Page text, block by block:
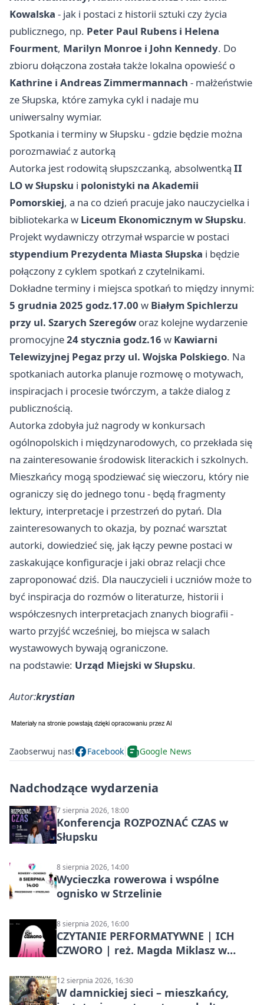
Kowalska - jak i postaci z historii sztuki czy życia
publicznego, np. Peter Paul Rubens i Helena
Fourment, Marilyn Monroe i John Kennedy. Do
zbioru dołączona została także lokalna opowieść o
Kathrine i Andreas Zimmermannach - małżeństwie
ze Słupska, które zamyka cykl i nadaje mu
uniwersalny wymiar.
Spotkania i terminy w Słupsku - gdzie będzie można
porozmawiać z autorką
Autorka jest rodowitą słupszczanką, absolwentką II
LO w Słupsku i polonistyki na Akademii
Pomorskiej, a na co dzień pracuje jako nauczycielka i
bibliotekarka w Liceum Ekonomicznym w Słupsku.
Projekt wydawniczy otrzymał wsparcie w postaci
stypendium Prezydenta Miasta Słupska i będzie
połączony z cyklem spotkań z czytelnikami.
Dokładne terminy i miejsca spotkań to między innymi:
5 grudnia 2025 godz.17.00 w Białym Spichlerzu
przy ul. Szarych Szeregów oraz kolejne wydarzenie
promocyjne24 stycznia godz.16 w Kawiarni
Telewizyjnej Pegaz przy ul. Wojska Polskiego. Na
spotkaniach autorka planuje rozmowę o motywach,
inspiracjach i procesie twórczym, a także dialog z
publicznością.
Autorka zdobyła już nagrody w konkursach
ogólnopolskich i międzynarodowych, co przekłada się
na zainteresowanie środowisk literackich i szkolnych.
Mieszkańcy mogą spodziewać się wieczoru, który nie
ograniczy się do jednego tonu - będą fragmenty
lektury, interpretacje i przestrzeń do pytań. Dla
zainteresowanych to okazja, by poznać warsztat
autorki, dowiedzieć się, jak łączy pewne postaci w
zaskakujące konfiguracje i jaki obraz relacji chce
zaproponować dziś. Dla nauczycieli i uczniów może to
być inspiracja do rozmów o literaturze, historii i
współczesnych interpretacjach znanych biografii -
warto przyjść wcześniej, bo miejsca w salach
wystawowych bywają ograniczone.
na podstawie: Urząd Miejski w Słupsku.
Autor:krystian
Zaobserwuj nas! Facebook Google News
Nadchodzące wydarzenia
7 sierpnia 2026, 18:00
Konferencja ROZPOZNAĆ CZAS w
Słupsku
8 sierpnia 2026, 14:00
Wycieczka rowerowa i wspólne
ognisko w Strzelinie
8 sierpnia 2026, 16:00
CZYTANIE PERFORMATYWNE | ICH
CZWORO | reż. Magda Miklasz w
12 sierpnia 2026, 16:30
W damnickiej sieci – mieszkańcy,